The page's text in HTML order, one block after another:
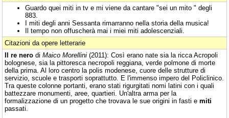
Guardo quei miti in tv e mi viene da cantare "sei un mito " degli
883.
I miti degli anni Sessanta rimarranno nella storia della musica!
Il tempo non offuscherà mai i miei miti adolescenziali.
Citazioni da opere letterarie
Il re nero di Maico Morellini (2011): Così erano nate sia la ricca Acropoli
bolognese, sia la pittoresca necropoli reggiana, verde polmone di morte
della prima. Al loro centro la polis modenese, cuore delle strutture di
servizio, scuole e trasporti soprattutto. E l'immenso impero del Policlinico.
Tra queste colonne portanti, erano stati rigurgitati nomi latini con i quali
battezzare monumenti, aree, quartieri. Un'altra arma per la
formalizzazione di un progetto che trovava le sue origini in fasti e miti
passati.